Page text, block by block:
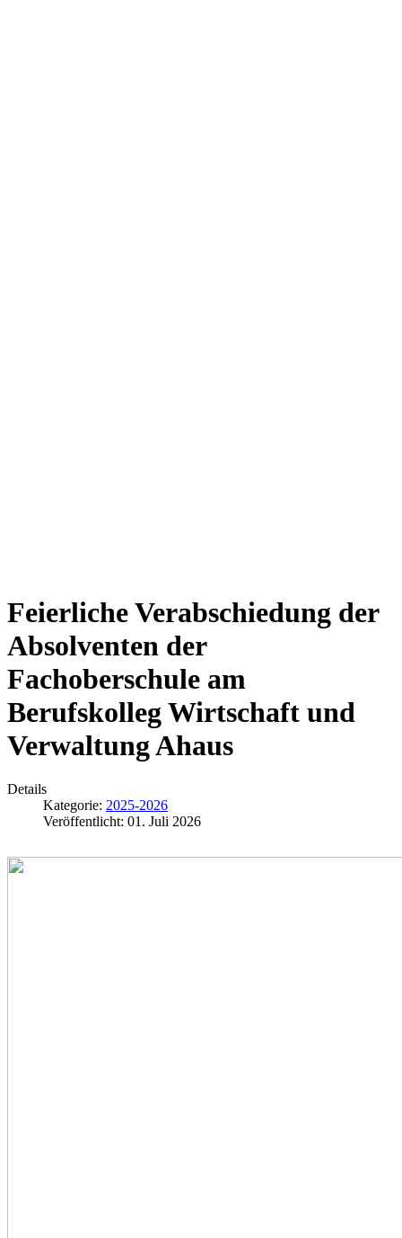
Feierliche Verabschiedung der
Absolventen der
Fachoberschule am
Berufskolleg Wirtschaft und
Verwaltung Ahaus
Details
Kategorie: 2025-2026
Veröffentlicht: 01. Juli 2026